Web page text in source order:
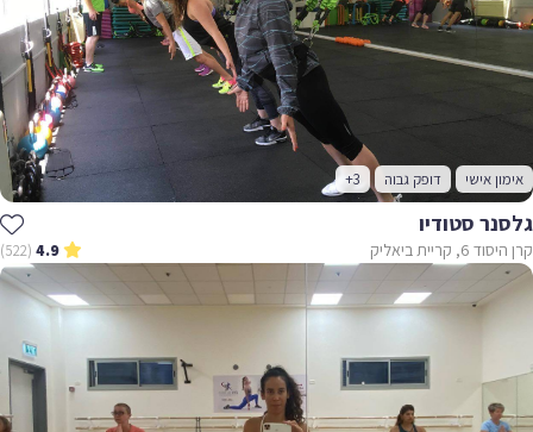
אימון אישי דופק גבוה +3
גלסנר סטודיו
קרן היסוד 6, קריית ביאליק 4.9
(522)